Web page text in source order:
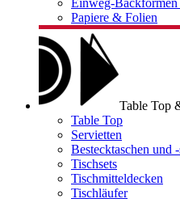
Einweg-
Papiere & Folien
Table Top
Table Top
Servietten
Bestecktaschen und
Tischsets
Tischmitteldecken
Tischläufer